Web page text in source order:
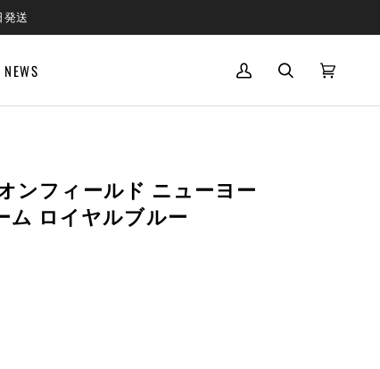
送
NEWS
MY
SEARCHCART
ンフィールド ニューヨー
ム ロイヤルブルー